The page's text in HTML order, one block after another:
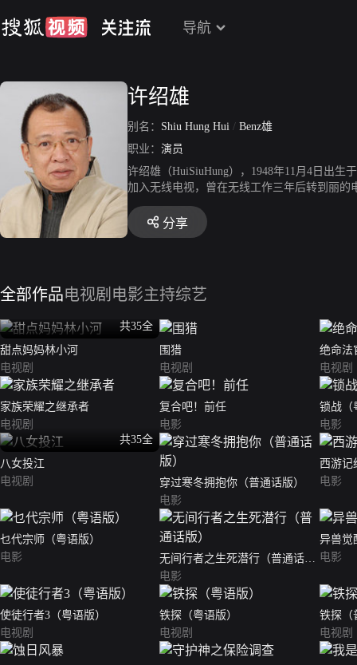
导航
许绍雄
别名： Shiu Hung Hui / Benz雄
职业： 演员
许绍雄（HuiSiuHung），1948年11月4日出
加入无线电视，曾在无线工作三年后转到丽的
艺员，所以他亦被人们Benz雄。2012年，获
男配角奖。2014年，在周润发主演的电影《
公。2016年，回归电影《使徒行者》。
分享
全部作品电视剧 电影主持综艺
共35全
甜点妈妈林小河
电视剧
围猎
电视剧
绝命法
电视剧
家族荣耀之继承者
电视剧
复合吧！前任
电影
锁战（
电影
共35全
八女投江
电视剧
穿过寒冬拥抱你（普通话版）
电影
西游记
电影
乜代宗师（粤语版）
电影
无间行者之生死潜行（普通话
版）
电影
异兽觉
电影
使徒行者3（粤语版）
电视剧
铁探（粤语版）
电视剧
铁探（
电视剧